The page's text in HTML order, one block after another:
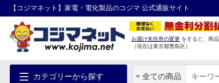
【コジマネット】家電・電化製品のコジマ 公式通販サイト
お届け先住所の変更 をすると、商
（現在は東京都豊島区）
カテゴリーから探す 全ての商品